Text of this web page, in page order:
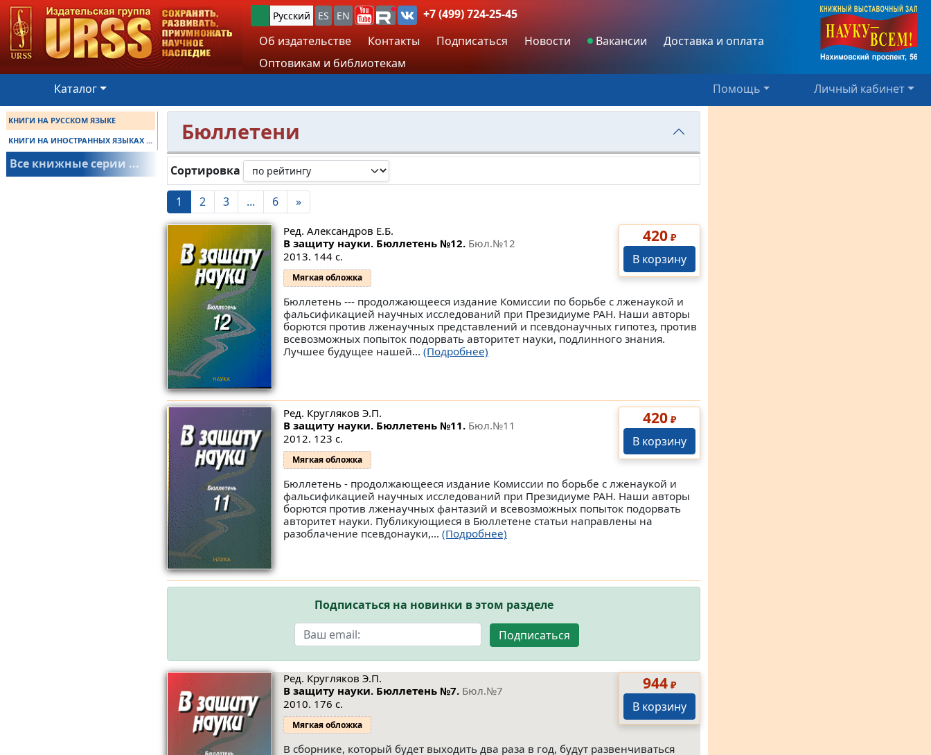
Русский ES EN
+7 (499) 724-25-45
Об издательстве
Контакты Подписаться Новости Вакансии
Доставка и оплата
Оптовикам и библиотекам
Каталог
Помощь Личный кабинет
КНИГИ НА РУССКОМ ЯЗЫКЕ
КНИГИ НА ИНОСТРАННЫХ ЯЗЫКАХ ...
Все книжные серии ...
Бюллетени
Сортировка
1 2 3 ... 6 »
420 ₽
В корзину
Ред. Александров Е.Б.
В защиту науки. Бюллетень №12. Бюл.№12
2013. 144 с.
Мягкая обложка
Бюллетень --- продолжающееся издание Комиссии по борьбе с лженаукой и
фальсификацией научных исследований при Президиуме РАН. Наши авторы
борются против лженаучных представлений и псевдонаучных гипотез, против
всевозможных попыток подорвать авторитет науки, подлинного знания.
Лучшее будущее нашей... (Подробнее)
420 ₽
В корзину
Ред. Кругляков Э.П.
В защиту науки. Бюллетень №11. Бюл.№11
2012. 123 с.
Мягкая обложка
Бюллетень - продолжающееся издание Комиссии по борьбе с лженаукой и
фальсификацией научных исследований при Президиуме РАН. Наши авторы
борются против лженаучных фантазий и всевозможных попыток подорвать
авторитет науки. Публикующиеся в Бюллетене статьи направлены на
разоблачение псевдонауки,... (Подробнее)
Подписаться на новинки в этом разделе
Подписаться
944 ₽
В корзину
Ред. Кругляков Э.П.
В защиту науки. Бюллетень №7. Бюл.№7
2010. 176 с.
Мягкая обложка
В сборнике, который будет выходить два раза в год, будут развенчиваться